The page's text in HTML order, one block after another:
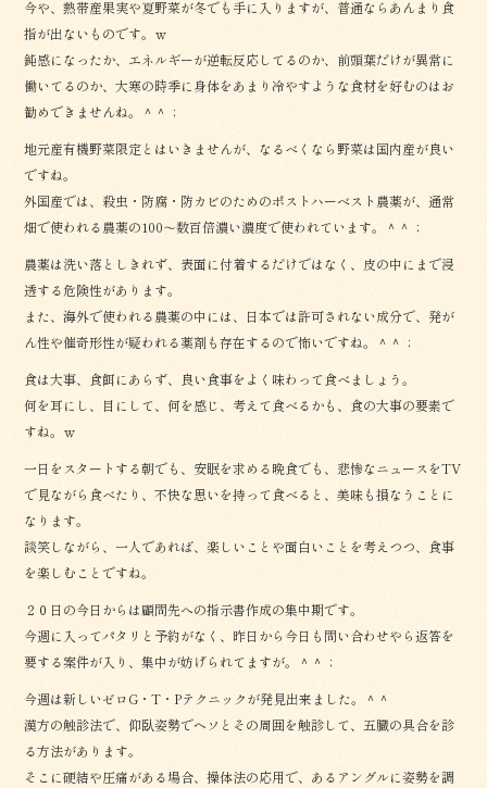
今や、熱帯産果実や夏野菜が冬でも手に入りますが、普通ならあんまり食
指が出ないものです。ｗ
鈍感になったか、エネルギーが逆転反応してるのか、前頭葉だけが異常に
働いてるのか、大寒の時季に身体をあまり冷やすような食材を好むのはお
勧めできませんね。＾＾；
地元産有機野菜限定とはいきませんが、なるべくなら野菜は国内産が良い
ですね。
外国産では、殺虫・防腐・防カビのためのポストハーベスト農薬が、通常
畑で使われる農薬の100〜数百倍濃い濃度で使われています。＾＾；
農薬は洗い落としきれず、表面に付着するだけではなく、皮の中にまで浸
透する危険性があります。
また、海外で使われる農薬の中には、日本では許可されない成分で、発が
ん性や催奇形性が疑われる薬剤も存在するので怖いですね。＾＾；
食は大事、食餌にあらず、良い食事をよく味わって食べましょう。
何を耳にし、目にして、何を感じ、考えて食べるかも、食の大事の要素で
すね。ｗ
一日をスタートする朝でも、安眠を求める晩食でも、悲惨なニュースをTV
で見ながら食べたり、不快な思いを持って食べると、美味も損なうことに
なります。
談笑しながら、一人であれば、楽しいことや面白いことを考えつつ、食事
を楽しむことですね。
２０日の今日からは顧問先への指示書作成の集中期です。
今週に入ってパタリと予約がなく、昨日から今日も問い合わせやら返答を
要する案件が入り、集中が妨げられてますが。＾＾；
今週は新しいゼロG・T・Pテクニックが発見出来ました。＾＾
漢方の触診法で、仰臥姿勢でヘソとその周囲を触診して、五臓の具合を診
る方法があります。
そこに硬結や圧痛がある場合、操体法の応用で、あるアングルに姿勢を調